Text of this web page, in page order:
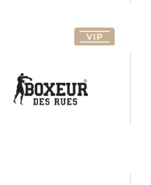
Calliope